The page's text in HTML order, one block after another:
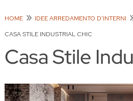
HOME
IDEE ARREDAMENTO D'INTERNI
CASA STILE INDUSTRIAL CHIC
Casa Stile